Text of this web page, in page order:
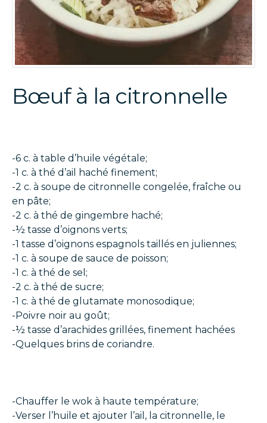
Bœuf à la citronnelle
-6 c. à table d’huile végétale;
-1 c. à thé d’ail haché finement;
-2 c. à soupe de citronnelle congelée, fraîche ou
en pâte;
-2 c. à thé de gingembre haché;
-½ tasse d’oignons verts;
-1 tasse d’oignons espagnols taillés en juliennes;
-1 c. à soupe de sauce de poisson;
-1 c. à thé de sel;
-2 c. à thé de sucre;
-1 c. à thé de glutamate monosodique;
-Poivre noir au goût;
-½ tasse d’arachides grillées, finement hachées
-Quelques brins de coriandre.
-Chauffer le wok à haute température;
-Verser l’huile et ajouter l’ail, la citronnelle, le